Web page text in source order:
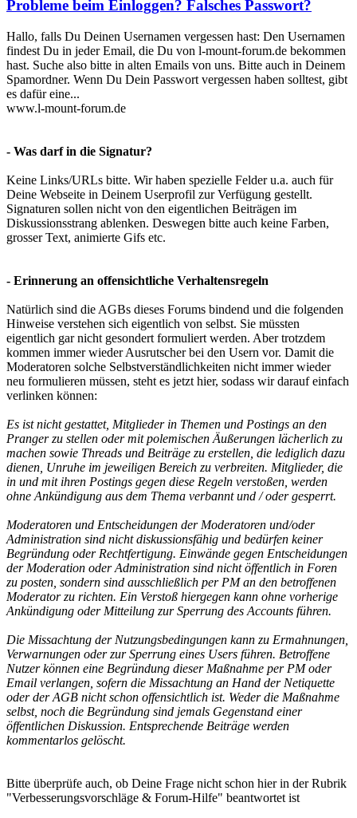
Probleme beim Einloggen? Falsches Passwort?
Hallo, falls Du Deinen Usernamen vergessen hast: Den Usernamen
findest Du in jeder Email, die Du von l-mount-forum.de bekommen
hast. Suche also bitte in alten Emails von uns. Bitte auch in Deinem
Spamordner. Wenn Du Dein Passwort vergessen haben solltest, gibt
es dafür eine...
www.l-mount-forum.de
- Was darf in die Signatur?
Keine Links/URLs bitte. Wir haben spezielle Felder u.a. auch für
Deine Webseite in Deinem Userprofil zur Verfügung gestellt.
Signaturen sollen nicht von den eigentlichen Beiträgen im
Diskussionsstrang ablenken. Deswegen bitte auch keine Farben,
grosser Text, animierte Gifs etc.
- Erinnerung an offensichtliche Verhaltensregeln
Natürlich sind die AGBs dieses Forums bindend und die folgenden
Hinweise verstehen sich eigentlich von selbst. Sie müssten
eigentlich gar nicht gesondert formuliert werden. Aber trotzdem
kommen immer wieder Ausrutscher bei den Usern vor. Damit die
Moderatoren solche Selbstverständlichkeiten nicht immer wieder
neu formulieren müssen, steht es jetzt hier, sodass wir darauf einfach
verlinken können:
Es ist nicht gestattet, Mitglieder in Themen und Postings an den
Pranger zu stellen oder mit polemischen Äußerungen lächerlich zu
machen sowie Threads und Beiträge zu erstellen, die lediglich dazu
dienen, Unruhe im jeweiligen Bereich zu verbreiten. Mitglieder, die
in und mit ihren Postings gegen diese Regeln verstoßen, werden
ohne Ankündigung aus dem Thema verbannt und / oder gesperrt.
Moderatoren und Entscheidungen der Moderatoren und/oder
Administration sind nicht diskussionsfähig und bedürfen keiner
Begründung oder Rechtfertigung. Einwände gegen Entscheidungen
der Moderation oder Administration sind nicht öffentlich in Foren
zu posten, sondern sind ausschließlich per PM an den betroffenen
Moderator zu richten. Ein Verstoß hiergegen kann ohne vorherige
Ankündigung oder Mitteilung zur Sperrung des Accounts führen.
Die Missachtung der Nutzungsbedingungen kann zu Ermahnungen,
Verwarnungen oder zur Sperrung eines Users führen. Betroffene
Nutzer können eine Begründung dieser Maßnahme per PM oder
Email verlangen, sofern die Missachtung an Hand der Netiquette
oder der AGB nicht schon offensichtlich ist. Weder die Maßnahme
selbst, noch die Begründung sind jemals Gegenstand einer
öffentlichen Diskussion. Entsprechende Beiträge werden
kommentarlos gelöscht.
Bitte überprüfe auch, ob Deine Frage nicht schon hier in der Rubrik
"Verbesserungsvorschläge & Forum-Hilfe" beantwortet ist